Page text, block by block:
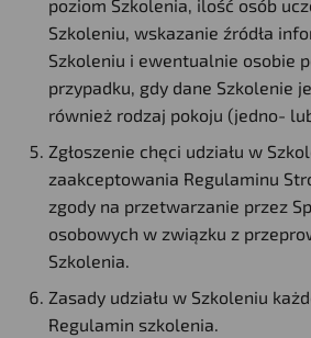
poziom Szkolenia, ilość osób
Szkoleniu, wskazanie źródła
Szkoleniu i ewentualnie osobie
przypadku, gdy dane Szkolenie
również rodzaj pokoju (jedno-
Zgłoszenie chęci udziału w
zaakceptowania Regulaminu
zgody na przetwarzanie przez
osobowych w związku z
Szkolenia.
Zasady udziału w Szkoleniu
Regulamin szkolenia.